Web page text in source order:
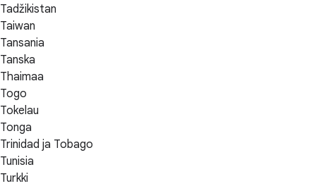
Tadžikistan
Taiwan
Tansania
Tanska
Thaimaa
Togo
Tokelau
Tonga
Trinidad ja Tobago
Tunisia
Turkki